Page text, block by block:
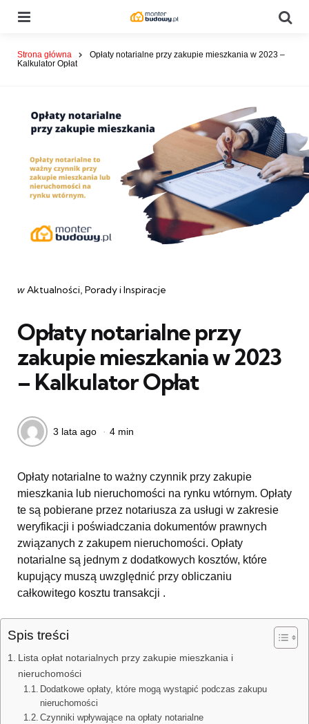
Strona główna
Opłaty notarialne przy zakupie mieszkania w 2023 –
Kalkulator Opłat
Categories
post
w Aktualności Porady i Inspiracje
Opłaty notarialne przy
zakupie mieszkania w 2023
– Kalkulator Opłat
3 lata ago 4 min
Opłaty notarialne to ważny czynnik przy zakupie
mieszkania lub nieruchomości na rynku wtórnym. Opłaty
te są pobierane przez notariusza za usługi w zakresie
weryfikacji i poświadczania dokumentów prawnych
związanych z zakupem nieruchomości. Opłaty
notarialne są jednym z dodatkowych kosztów, które
kupujący muszą uwzględnić przy obliczaniu
całkowitego kosztu transakcji .
Spis treści
Lista opłat notarialnych przy zakupie mieszkania i
nieruchomości
Dodatkowe opłaty, które mogą wystąpić podczas zakupu
nieruchomości
Czynniki wpływające na opłaty notarialne